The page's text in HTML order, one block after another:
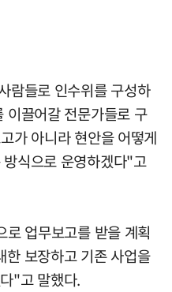
람들로 인수위를 구성하
이끌어갈 전문가들로 구
가 아니라 현안을 어떻게
식으로 운영하겠다"고
로 업무보고를 받을 계획
보장하고 기존 사업을
"고 말했다.